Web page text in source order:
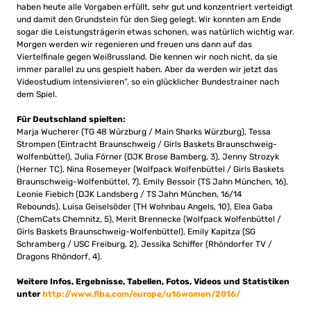
haben heute alle Vorgaben erfüllt, sehr gut und konzentriert verteidigt
und damit den Grundstein für den Sieg gelegt. Wir konnten am Ende
sogar die Leistungsträgerin etwas schonen, was natürlich wichtig war.
Morgen werden wir regenieren und freuen uns dann auf das
Viertelfinale gegen Weißrussland. Die kennen wir noch nicht, da sie
immer parallel zu uns gespielt haben. Aber da werden wir jetzt das
Videostudium intensivieren“, so ein glücklicher Bundestrainer nach
dem Spiel.
Für Deutschland spielten:
Marja Wucherer (TG 48 Würzburg / Main Sharks Würzburg), Tessa
Strompen (Eintracht Braunschweig / Girls Baskets Braunschweig-
Wolfenbüttel), Julia Förner (DJK Brose Bamberg, 3), Jenny Strozyk
(Herner TC), Nina Rosemeyer (Wolfpack Wolfenbüttel / Girls Baskets
Braunschweig-Wolfenbüttel, 7), Emily Bessoir (TS Jahn München, 16),
Leonie Fiebich (DJK Landsberg / TS Jahn München, 16/14
Rebounds), Luisa Geiselsöder (TH Wohnbau Angels, 10), Elea Gaba
(ChemCats Chemnitz, 5), Merit Brennecke (Wolfpack Wolfenbüttel /
Girls Baskets Braunschweig-Wolfenbüttel), Emily Kapitza (SG
Schramberg / USC Freiburg, 2), Jessika Schiffer (Rhöndorfer TV /
Dragons Rhöndorf, 4).
Weitere Infos, Ergebnisse, Tabellen, Fotos, Videos und Statistiken
unterhttp://www.fiba.com/europe/u16women/2016/